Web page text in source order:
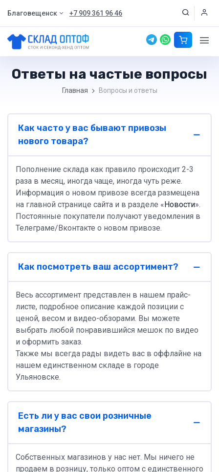
Благовещенск +7 909 361 96 46
Ответы на частые вопросы
Главная Вопросы и ответы
Как часто у вас бывают привозы
нового товара?
Пополнение склада как правило происходит 2-3
раза в месяц, иногда чаще, иногда чуть реже.
Информация о новом привозе всегда размещена
на главной странице сайта и в разделе «Новости».
Постоянные покупатели получают уведомления в
Телеграме/Вконтакте о новом привозе.
Как посмотреть ваш ассортимент?
Весь ассортимент представлен в нашем прайс-
листе, подробное описание каждой позиции с
ценой, весом и видео-обзорами. Вы можете
выбрать любой понравившийся мешок по видео
и оформить заказ.
Также мы всегда рады видеть вас в оффлайне на
нашем единственном складе в городе
Ульяновске.
Есть ли у вас свои розничные
магазины?
Собственных магазинов у нас нет. Мы ничего не
продаем в розницу, только оптом с единственного